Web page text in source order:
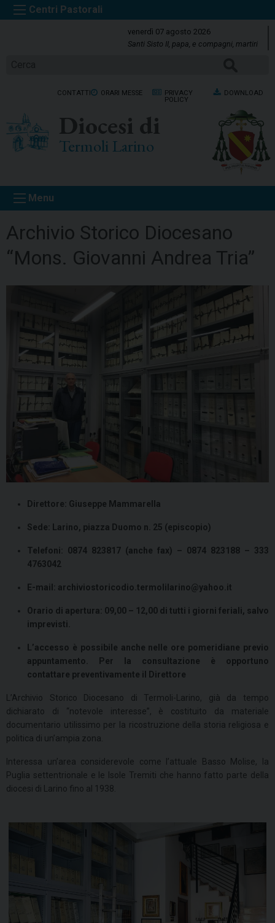
k
t
venerdì 07 agosto 2026
Santi Sisto II, papa, e compagni, martiri
CONTATTI ORARI MESSE
PRIVACY
POLICY
DOWNLOAD
Diocesi di
Termoli Larino
Menu
Archivio Storico Diocesano
“Mons. Giovanni Andrea Tria”
Direttore: Giuseppe Mammarella
Sede: Larino, piazza Duomo n. 25 (episcopio)
Telefoni: 0874 823817 (anche fax) – 0874 823188 – 333
4763042
E-mail: archiviostoricodio.termolilarino@yahoo.it
Orario di apertura: 09,00 – 12,00 di tutti i giorni feriali, salvo
imprevisti.
L’accesso è possibile anche nelle ore pomeridiane previo
appuntamento. Per la consultazione è opportuno
contattare preventivamente il Direttore
L’Archivio Storico Diocesano di Termoli-Larino, già da tempo
dichiarato di “notevole interesse”, è costituito da materiale
documentario utilissimo per la ricostruzione della storia religiosa e
politica di un’ampia zona.
Interessa un’area considerevole come l’attuale Basso Molise, la
Puglia settentrionale e le Isole Tremiti che hanno fatto parte della
diocesi di Larino fino al 1938.